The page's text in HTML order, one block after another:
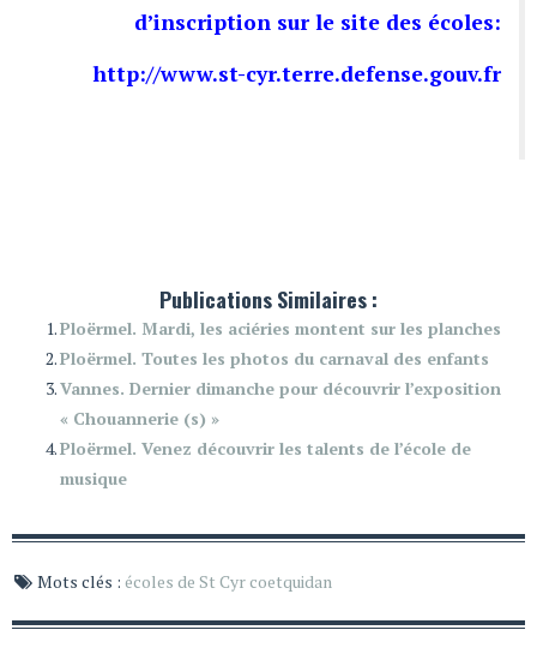
d’inscription sur le site des écoles:
http://www.st-cyr.terre.defense.gouv.fr
Publications Similaires :
Ploërmel. Mardi, les aciéries montent sur les planches
Ploërmel. Toutes les photos du carnaval des enfants
Vannes. Dernier dimanche pour découvrir l’exposition
« Chouannerie (s) »
Ploërmel. Venez découvrir les talents de l’école de
musique
Mots clés : écoles de St Cyr coetquidan